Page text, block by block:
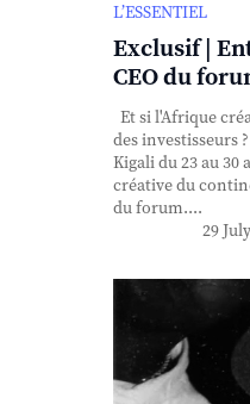
L’ESSENTIEL
Exclusif |
CEO du
Et si l'Afrique
des investisseurs
Kigali du 23 au 30
créative du
du forum....
29